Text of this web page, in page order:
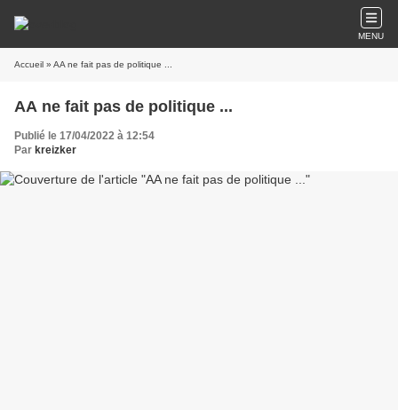
MENU
Accueil » AA ne fait pas de politique ...
AA ne fait pas de politique ...
Publié le 17/04/2022 à 12:54
Par kreizker